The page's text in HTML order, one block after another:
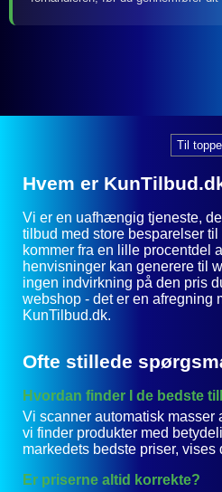
Til
Hvem er
Vi er en uafhængig tjeneste,
tilbud med store besparelser
kommer fra en lille procentdel
henvisninger kan generere til
ingen indvirkning på den pris
webshop - det er en afregning
KunTilbud.dk.
Ofte stillede
Hvordan finder I de bedste
Vi scanner automatisk masser
vi finder produkter med
markedets bedste priser, vises
Er priserne altid korrekte?